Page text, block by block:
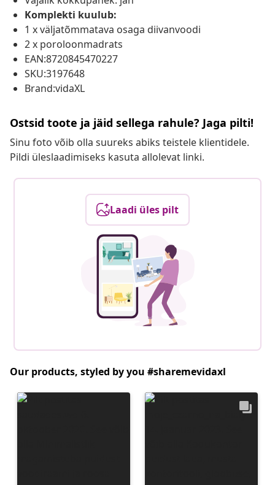
Komplekti kuulub:
1 x väljatõmmatava osaga diivanvoodi
2 x poroloonmadrats
EAN:8720845470227
SKU:3197648
Brand:vidaXL
Ostsid toote ja jäid sellega rahule? Jaga pilti!
Sinu foto võib olla suureks abiks teistele klientidele.
Pildi üleslaadimiseks kasuta allolevat linki.
Laadi üles pilt
Our products, styled by you #sharemevidaxl